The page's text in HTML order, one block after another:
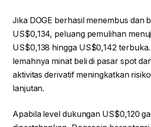
Jika DOGE berhasil menembus dan
US$0,134, peluang pemulihan
US$0,138 hingga US$0,142
lemahnya minat beli di pasar spot
aktivitas derivatif meningkatkan
lanjutan.
Apabila level dukungan US$0,120